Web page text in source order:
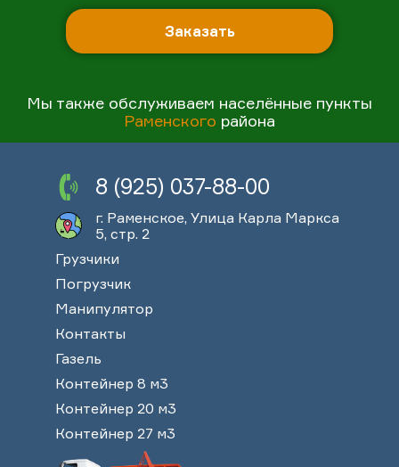
Заказать
Мы также обслуживаем населённые пункты
Раменского района
Газель
Контейнер 8 м3
Контейнер 20 м3
Контейнер 27 м3
Грузчики
Погрузчик
Манипулятор
Контакты
8 (925) 037-88-00
г. Раменское, Улица Карла Маркса
5, стр. 2